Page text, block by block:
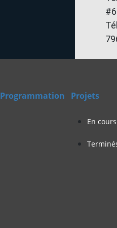
Programmation Projets
En cours